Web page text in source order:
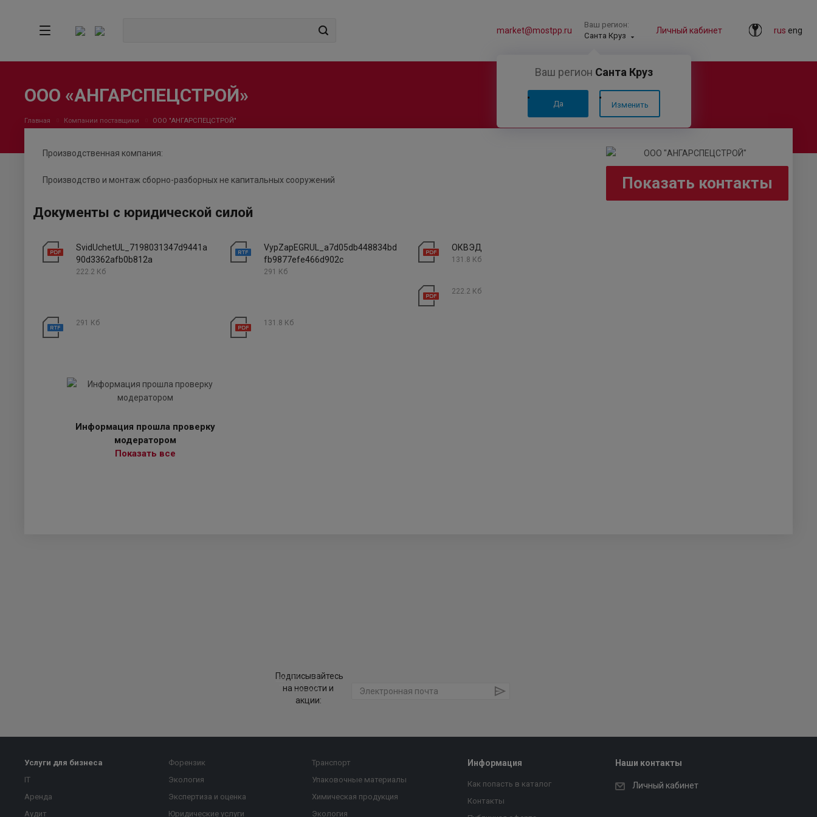
rus eng
Личный кабинет
Ваш регион:
Санта Круз
Ваш регион Санта Круз
Да Изменить
market@mostpp.ru
ООО «АНГАРСПЕЦСТРОЙ»
Главная Компании поставщики ООО "АНГАРСПЕЦСТРОЙ"
Показать контакты
Производственная компания:
Производство и монтаж сборно-разборных не капитальных сооружений
Документы с юридической силой
SvidUchetUL_7198031347d9441a
90d3362afb0b812a
222.2 Кб
VypZapEGRUL_a7d05db448834bd
fb9877efe466d902c
291 Кб
ОКВЭД
131.8 Кб
222.2 Кб
291 Кб 131.8 Кб
Информация прошла проверку
модератором
Показать все
Подписывайтесь
на новости и
акции:
Услуги для бизнеса
IT
Аренда
Аудит
Форензик
Экология
Экспертиза и оценка
Юридические услуги
Транспорт
Упаковочные материалы
Химическая продукция
Экология
Информация
Как попасть в каталог
Контакты
Наши контакты
Личный кабинет